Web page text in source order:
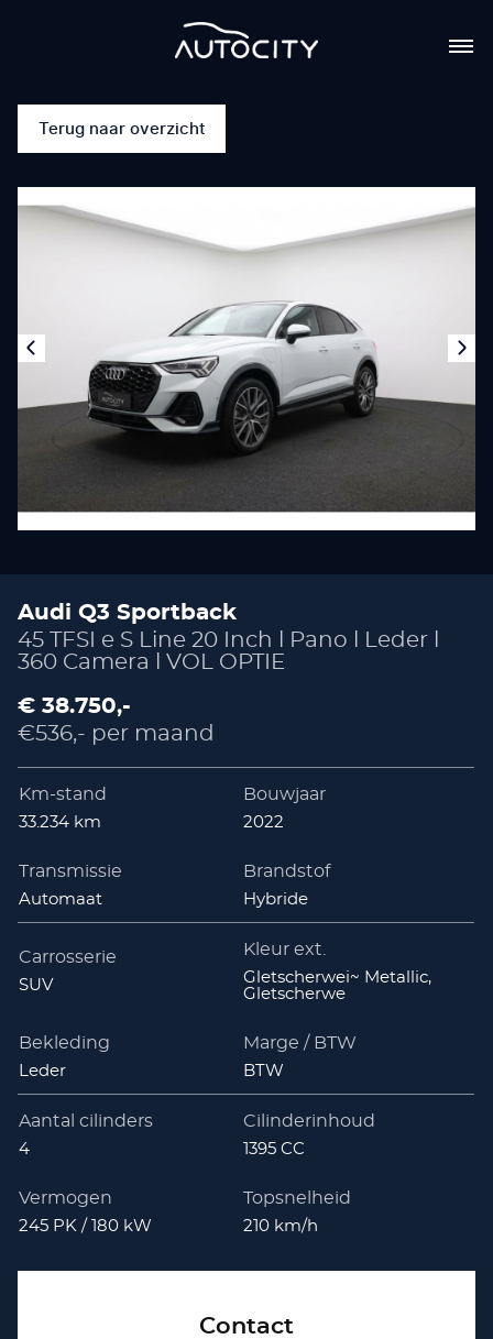
Terug naar overzicht
Audi Q3 Sportback
45 TFSI e S Line 20 Inch l Pano l Leder l
360 Camera l VOL OPTIE
€ 38.750,-
€536,- per maand
Km-stand
33.234 km
Bouwjaar
2022
Transmissie
Automaat
Brandstof
Hybride
Carrosserie
SUV
Kleur ext.
Gletscherwei~ Metallic,
Gletscherwe
Bekleding
Leder
Marge / BTW
BTW
Aantal cilinders
4
Cilinderinhoud
1395 CC
Vermogen
245 PK / 180 kW
Topsnelheid
210 km/h
Contact